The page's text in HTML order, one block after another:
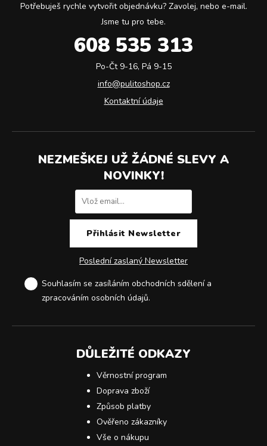
Potřebuješ rychle vytvořit objednávku? Zavolej, nebo e-mail.
Jsme tu pro tebe.
608 535 313
Po-Čt 9-16, Pá 9-15
info@pulitoshop.cz
Kontaktní údaje
NEZMEŠKEJ UŽ ŽÁDNÉ SLEVY A
NOVINKY!
Poslední zaslaný Newsletter
Souhlasím se zasíláním obchodních sdělení a
zpracováním osobních údajů.
DŮLEŽITÉ ODKAZY
Věrnostní program
Doprava zboží
Způsob platby
Ověřeno zákazníky
Vše o nákupu